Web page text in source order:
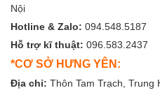
Nội
Hotline & Zalo: 094.548.5187
Hỗ trợ kĩ thuật: 096.583.2437
*CƠ SỞ HƯNG YÊN:
Địa chỉ: Thôn Tam Trạch, Trung